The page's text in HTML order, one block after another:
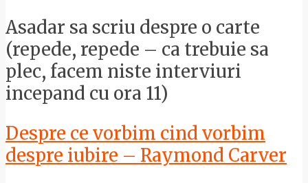
Asadar sa scriu despre o carte
(repede, repede – ca trebuie sa
plec, facem niste interviuri
incepand cu ora 11)
Despre ce vorbim cind vorbim
despre iubire – Raymond Carver